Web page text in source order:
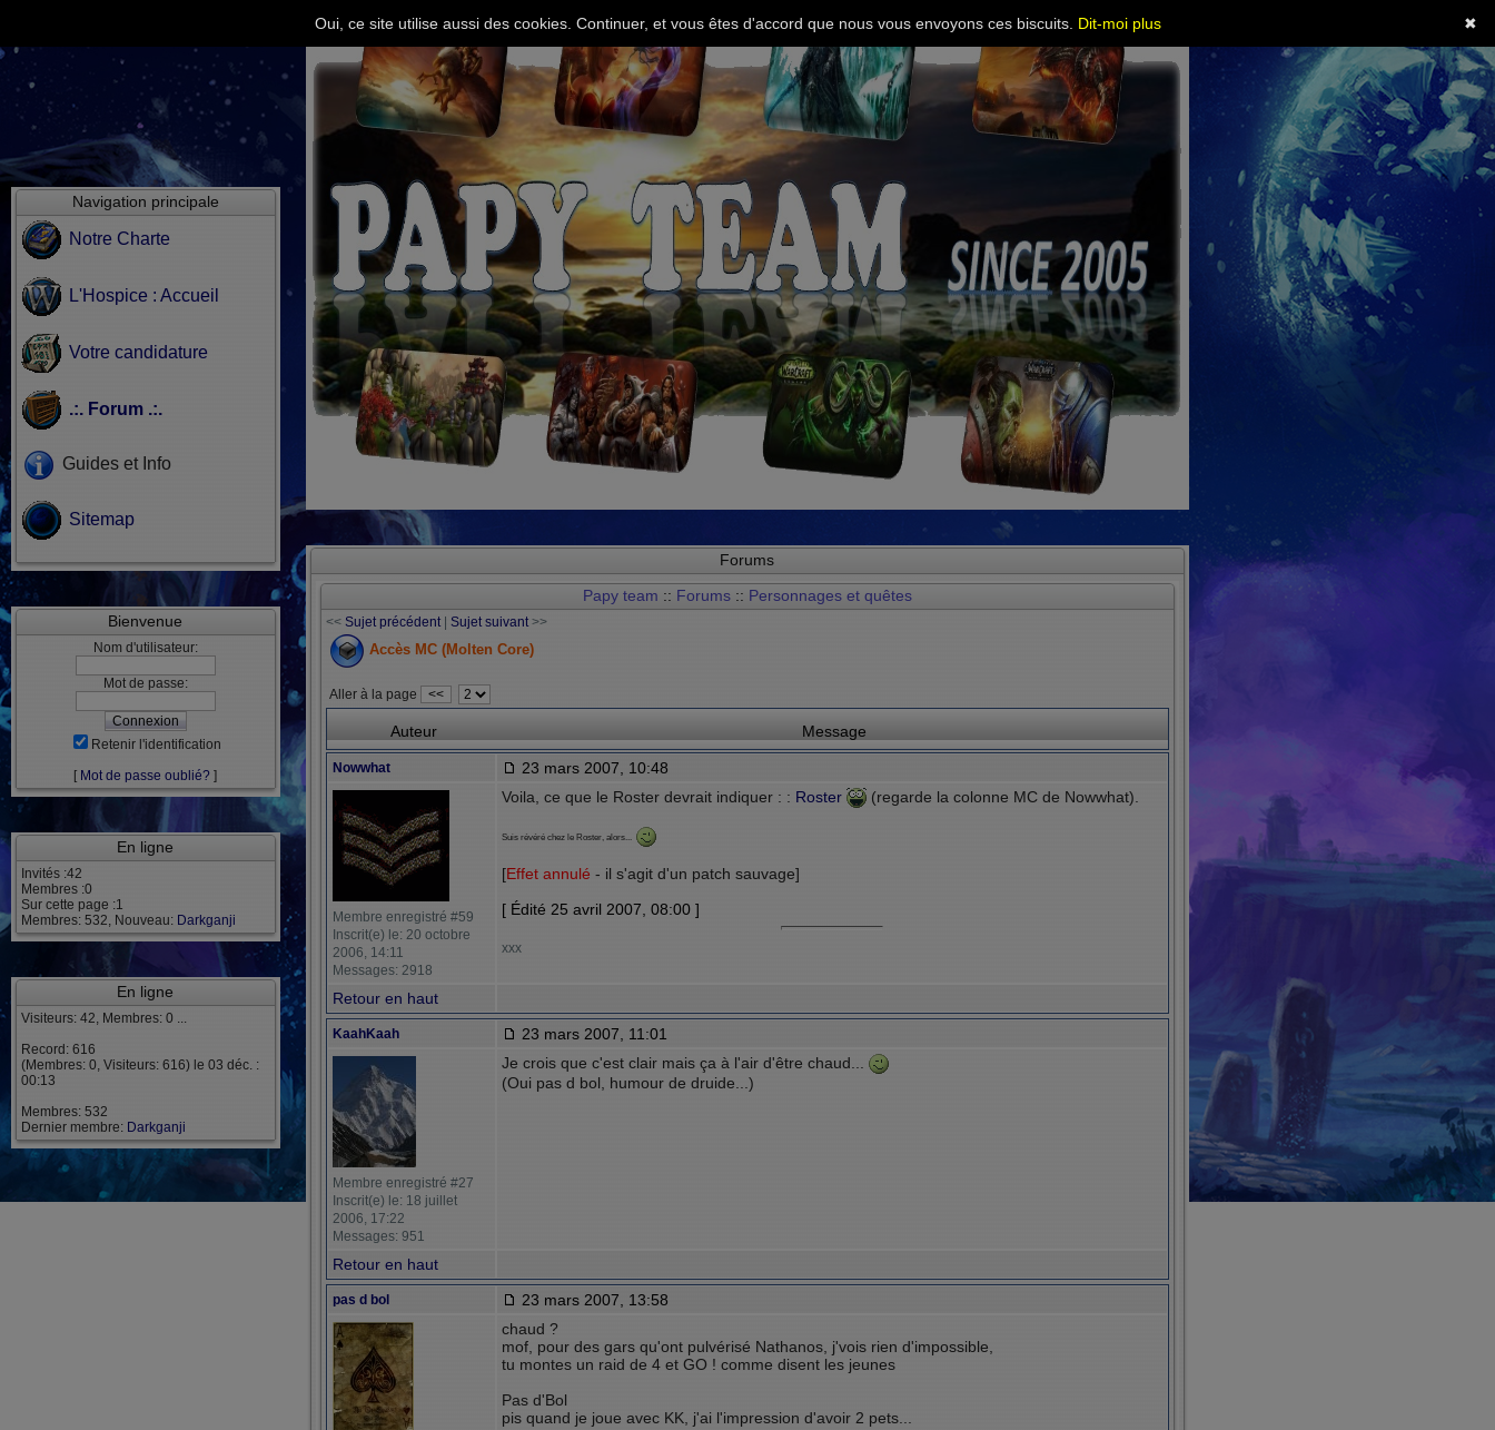
Navigation principale
Notre Charte
L'Hospice : Accueil
Votre candidature
.:. Forum .:.
Guides et Info
Sitemap
Bienvenue
Nom d'utilisateur:
Mot de passe:
Retenir l'identification
[ Mot de passe oublié? ]
En ligne
Invités :42
Membres :0
Sur cette page :1
Membres: 532, Nouveau: Darkganji
En ligne
Visiteurs: 42, Membres: 0 ...
Record: 616
(Membres: 0, Visiteurs: 616) le 03 déc. :
00:13
Membres: 532
Dernier membre: Darkganji
Forums
Papy team :: Forums:: Personnages et quêtes
<< Sujet précédent| Sujet suivant>>
Accès MC (Molten Core)
Aller à la page <<
Auteur Message
Nowwhat 23 mars 2007, 10:48
Membre enregistré #59
Inscrit(e) le: 20 octobre
2006, 14:11
Messages: 2918
Voila, ce que le Roster devrait indiquer : : Roster (regarde la colonne MC de Nowwhat).
Suis révéré chez le Roster, alors...
[Effet annulé - il s'agit d'un patch sauvage]
[ Édité 25 avril 2007, 08:00 ]
xxx
Retour en haut
KaahKaah 23 mars 2007, 11:01
Membre enregistré #27
Inscrit(e) le: 18 juillet
2006, 17:22
Messages: 951
Je crois que c'est clair mais ça à l'air d'être chaud...
(Oui pas d bol, humour de druide...)
Retour en haut
pas d bol 23 mars 2007, 13:58
chaud ?
mof, pour des gars qu'ont pulvérisé Nathanos, j'vois rien d'impossible,
tu montes un raid de 4 et GO ! comme disent les jeunes
Pas d'Bol
pis quand je joue avec KK, j'ai l'impression d'avoir 2 pets...
✖
Oui, ce site utilise aussi des cookies. Continuer, et vous êtes d'accord que nous vous envoyons ces biscuits. Dit-moi plus